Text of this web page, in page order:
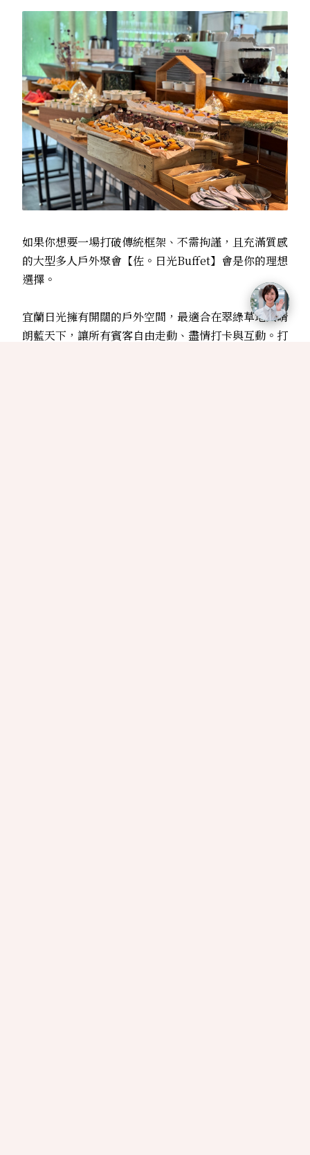
如果你想要一場打破傳統框架、不需拘謹，且充滿質感
的大型多人戶外聚會【佐。日光Buffet】會是你的理想
選擇。
宜蘭日光擁有開闊的戶外空間，最適合在翠綠草地與晴
朗藍天下，讓所有賓客自由走動、盡情打卡與互動。打